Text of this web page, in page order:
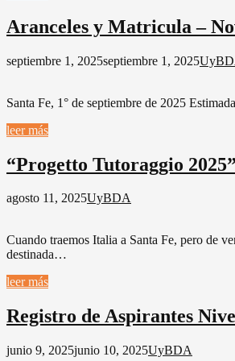
Aranceles y Matricula –
septiembre 1, 2025septiembre 1, 2025
Santa Fe, 1° de septiembre de 2025
leer más
“Progetto Tutoraggio
agosto 11, 2025UyBDA
Cuando traemos Italia a Santa Fe, pero de
destinada…
leer más
Registro de Aspirantes
junio 9, 2025junio 10, 2025UyBDA